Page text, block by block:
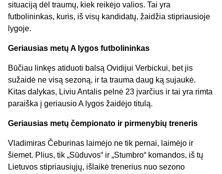
situaciją dėl traumų, kiek reikėjo valios. Tai yra
futbolininkas, kuris, iš visų kandidatų, žaidžia stipriausioje
lygoje.
Geriausias metų A lygos futbolininkas
Būčiau linkęs atiduoti balsą Ovidijui Verbickui, bet jis
sužaidė ne visą sezoną, ir ta trauma daug ką sujaukė.
Kitas dalykas, Liviu Antalis pelnė 23 įvarčius ir tai yra rimta
paraiška į geriausio A lygos žaidėjo titulą.
Geriausias metų čempionato ir pirmenybių treneris
Vladimiras Čeburinas laimėjo ne tik pernai, laimėjo ir
šiemet. Plius, tik „Sūduvos“ ir „Stumbro“ komandos, iš tų
Lietuvos stipriausiųjų, išlaikė trenerius nuo sezono